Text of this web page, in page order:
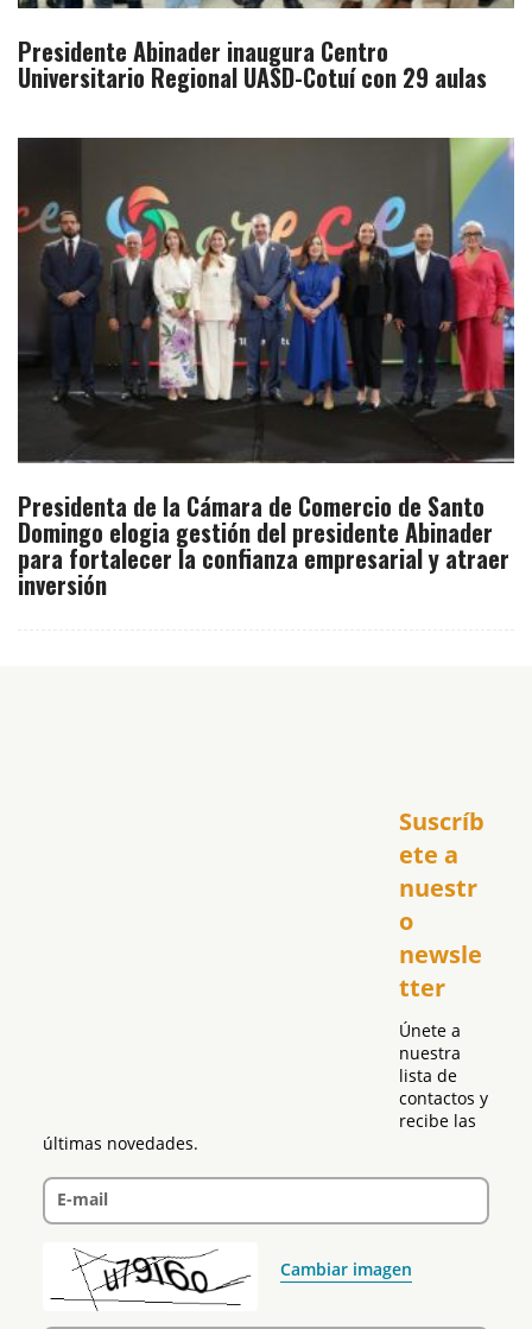
Presidente Abinader inaugura Centro
Universitario Regional UASD-Cotuí con 29 aulas
Presidenta de la Cámara de Comercio de Santo
Domingo elogia gestión del presidente Abinader
para fortalecer la confianza empresarial y atraer
inversión
Suscríb
ete a
nuestr
o
newsle
tter
Únete a
nuestra
lista de
contactos y
recibe las
últimas novedades.
E-mail
Cambiar imagen